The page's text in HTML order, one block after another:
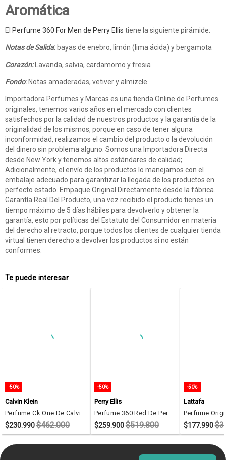
Aromática
El Perfume 360 For Men de Perry Ellis tiene la siguiente pirámide:
Notas de Salida: bayas de enebro, limón (lima ácida) y bergamota
Corazón: Lavanda, salvia, cardamomo y fresia
Fondo: Notas amaderadas, vetiver y almizcle.
Importadora Perfumes y Marcas es una tienda Online de Perfumes
originales, tenemos varios años en el mercado con clientes
satisfechos por la calidad de nuestros productos y la garantía de la
originalidad de los mismos, porque en caso de tener alguna
inconformidad, realizamos el cambio del producto o la devolución
del dinero sin problema alguno. Somos una Importadora Directa
desde New York y tenemos altos estándares de calidad;
Adicionalmente, el envío de los productos lo manejamos con el
embalaje adecuado para garantizar la llegada de los productos en
perfecto estado. Empaque Original Directamente desde la fábrica.
Garantía Real Del Producto, una vez recibido el producto tienes un
tiempo máximo de 5 días hábiles para devolverlo y obtener la
garantía, esto por políticas del Estatuto del Consumidor en materia
del derecho al retracto, porque todos los clientes de cualquier tienda
virtual tienen derecho a devolver los productos si no están
conformes.
Te puede interesar
-50%
Calvin Klein
Perfume Ck One De Calvin Klein Para Hombre 200 Ml
$230.990$462.000
-50%
Perry Ellis
Perfume 360 Red De Perry Ellis Para Hombre 200 Ml
$259.900$519.800
-50%
Lattafa
$177.990